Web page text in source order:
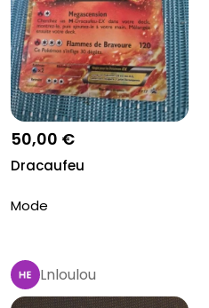
50,00 €
Dracaufeu
Mode
Lnloulou